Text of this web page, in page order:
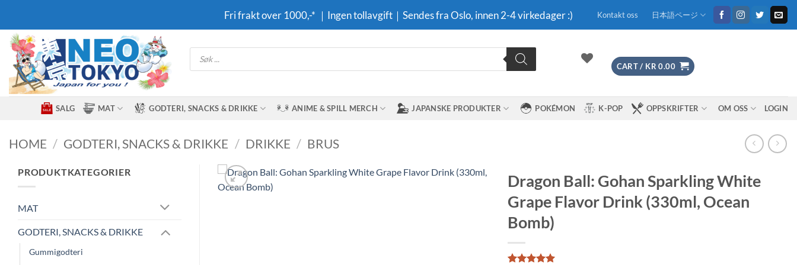
content
Fri frakt over 1000,-* ｜Ingen tollavgift｜Sendes fra Oslo, innen 2-4 virkedager :) Kontakt oss 日本語ページ
Products
search
CART / KR 0.00
SALG MAT GODTERI, SNACKS & DRIKKE ANIME & SPILL MERCH JAPANSKE PRODUKTER POKÉMON K-POP OPPSKRIFTER OM OSS LOGIN
HOME / GODTERI, SNACKS & DRIKKE / DRIKKE / BRUS
PRODUKTKATEGORIER
MAT
GODTERI, SNACKS & DRIKKE
Gummigodteri
Dragon Ball: Gohan Sparkling White
Grape Flavor Drink (330ml, Ocean
Bomb)